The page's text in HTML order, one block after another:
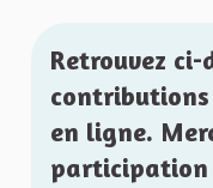
Retrouvez ci-
contributions
en ligne.
participation